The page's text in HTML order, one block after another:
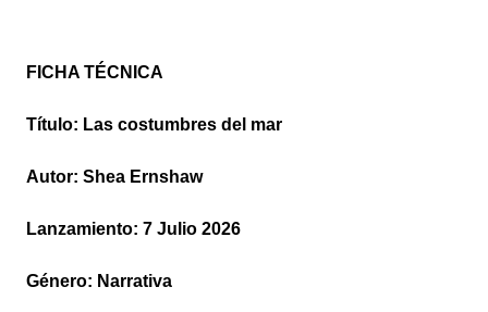
FICHA TÉCNICA
Título: Las costumbres del mar
Autor: Shea Ernshaw
Lanzamiento: 7 Julio 2026
Género: Narrativa